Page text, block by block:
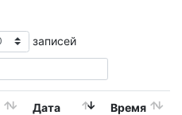
записей
Дата Время